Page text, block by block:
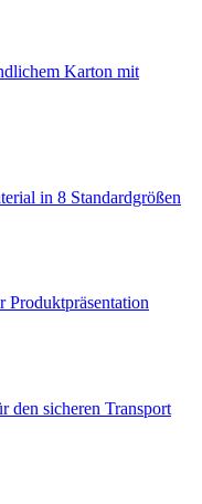
Karton mit
in 8 Standardgrößen
Produktpräsentation
den sicheren Transport